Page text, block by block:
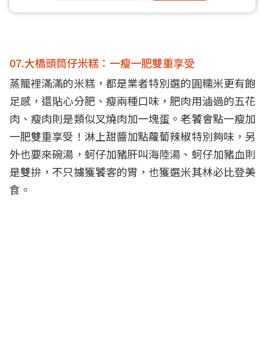
07.大橋頭筒仔米糕：一瘦一肥雙重享受
蒸籠裡滿滿的米糕，都是業者特別選的圓糯米更有飽
足感，還貼心分肥、瘦兩種口味，肥肉用滷過的五花
肉、瘦肉則是類似叉燒肉加一塊蛋。老饕會點一瘦加
一肥雙重享受！淋上甜醬加點蘿蔔辣椒特別夠味，另
外也要來碗湯，蚵仔加豬肝叫海陸湯、蚵仔加豬血則
是雙拚，不只擄獲饕客的胃，也獲選米其林必比登美
食。